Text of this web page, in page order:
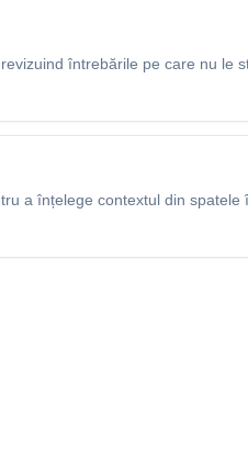
întrebările pe care nu le
a înțelege contextul din